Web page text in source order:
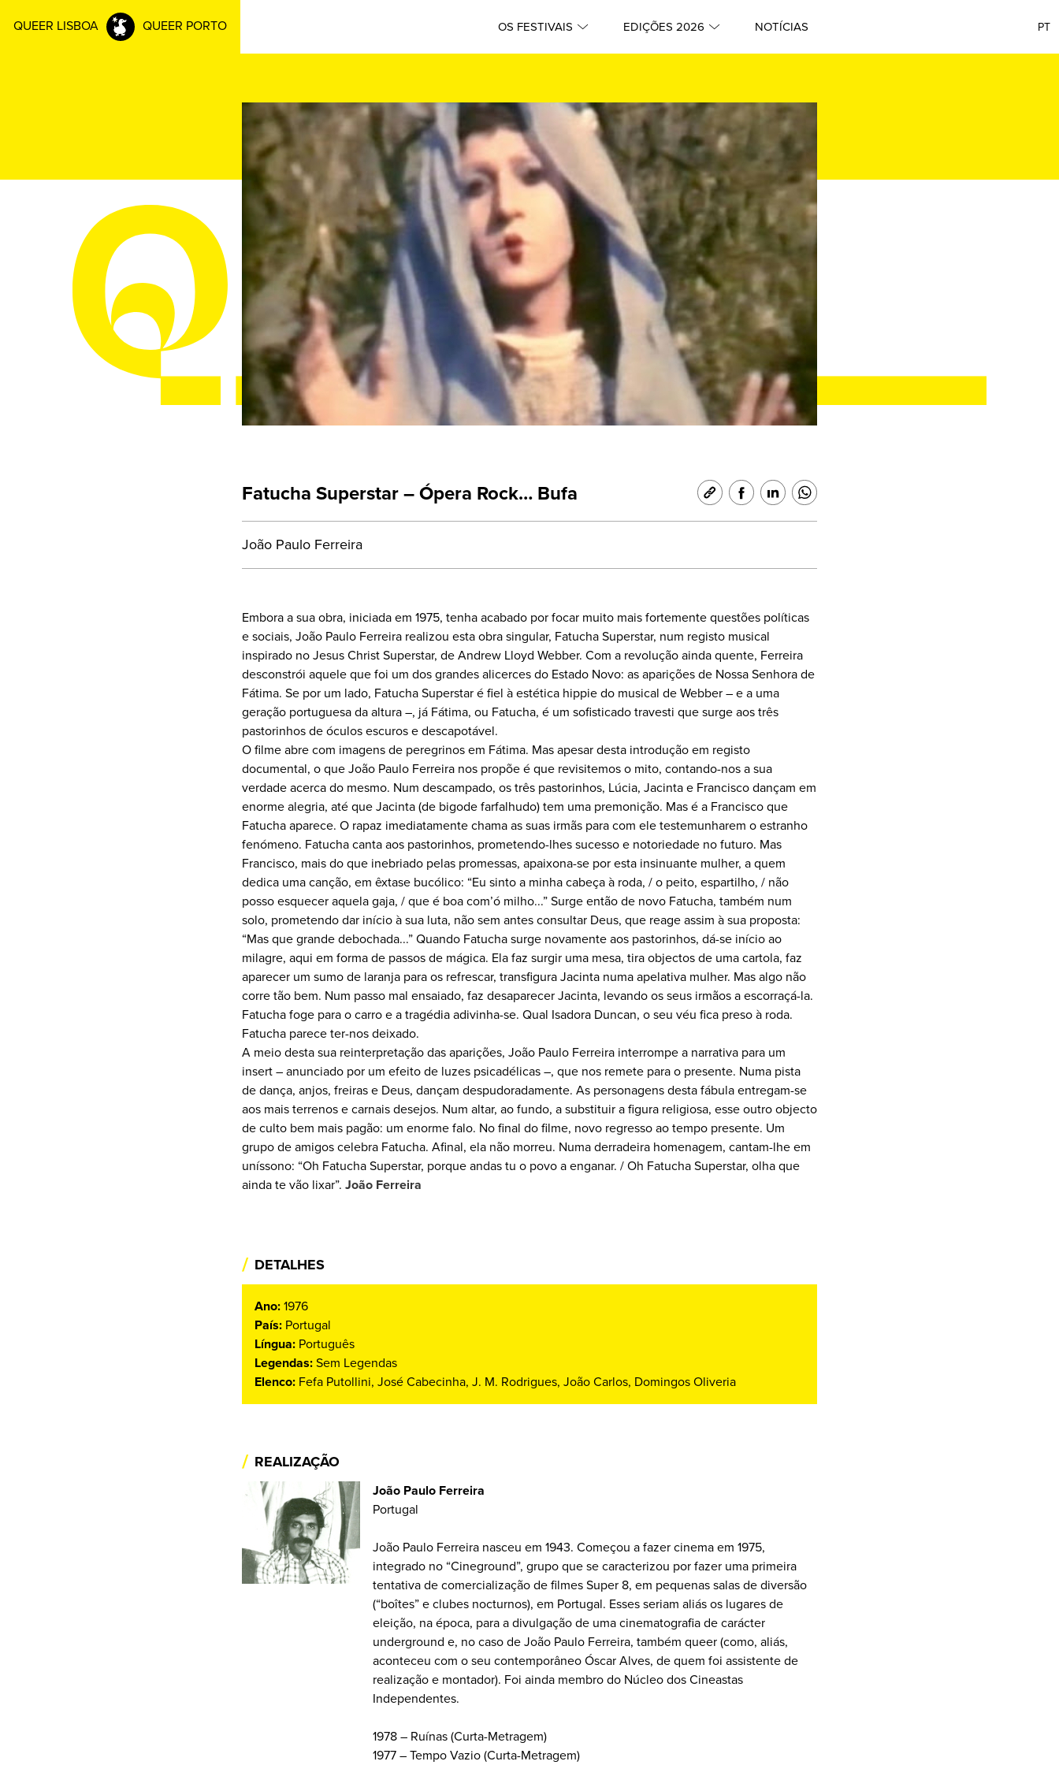
QUEER LISBOA QUEER PORTO OS FESTIVAIS EDIÇÕES 2026 NOTÍCIAS PT
Fatucha Superstar – Ópera Rock… Bufa
João Paulo Ferreira
Embora a sua obra, iniciada em 1975, tenha acabado por focar muito mais fortemente questões políticas
e sociais, João Paulo Ferreira realizou esta obra singular, Fatucha Superstar, num registo musical
inspirado no Jesus Christ Superstar, de Andrew Lloyd Webber. Com a revolução ainda quente, Ferreira
desconstrói aquele que foi um dos grandes alicerces do Estado Novo: as aparições de Nossa Senhora de
Fátima. Se por um lado, Fatucha Superstar é fiel à estética hippie do musical de Webber – e a uma
geração portuguesa da altura –, já Fátima, ou Fatucha, é um sofisticado travesti que surge aos três
pastorinhos de óculos escuros e descapotável.
O filme abre com imagens de peregrinos em Fátima. Mas apesar desta introdução em registo
documental, o que João Paulo Ferreira nos propõe é que revisitemos o mito, contando-nos a sua
verdade acerca do mesmo. Num descampado, os três pastorinhos, Lúcia, Jacinta e Francisco dançam em
enorme alegria, até que Jacinta (de bigode farfalhudo) tem uma premonição. Mas é a Francisco que
Fatucha aparece. O rapaz imediatamente chama as suas irmãs para com ele testemunharem o estranho
fenómeno. Fatucha canta aos pastorinhos, prometendo-lhes sucesso e notoriedade no futuro. Mas
Francisco, mais do que inebriado pelas promessas, apaixona-se por esta insinuante mulher, a quem
dedica uma canção, em êxtase bucólico: “Eu sinto a minha cabeça à roda, / o peito, espartilho, / não
posso esquecer aquela gaja, / que é boa com’ó milho...” Surge então de novo Fatucha, também num
solo, prometendo dar início à sua luta, não sem antes consultar Deus, que reage assim à sua proposta:
“Mas que grande debochada...” Quando Fatucha surge novamente aos pastorinhos, dá-se início ao
milagre, aqui em forma de passos de mágica. Ela faz surgir uma mesa, tira objectos de uma cartola, faz
aparecer um sumo de laranja para os refrescar, transfigura Jacinta numa apelativa mulher. Mas algo não
corre tão bem. Num passo mal ensaiado, faz desaparecer Jacinta, levando os seus irmãos a escorraçá-la.
Fatucha foge para o carro e a tragédia adivinha-se. Qual Isadora Duncan, o seu véu fica preso à roda.
Fatucha parece ter-nos deixado.
A meio desta sua reinterpretação das aparições, João Paulo Ferreira interrompe a narrativa para um
insert – anunciado por um efeito de luzes psicadélicas –, que nos remete para o presente. Numa pista
de dança, anjos, freiras e Deus, dançam despudoradamente. As personagens desta fábula entregam-se
aos mais terrenos e carnais desejos. Num altar, ao fundo, a substituir a figura religiosa, esse outro objecto
de culto bem mais pagão: um enorme falo. No final do filme, novo regresso ao tempo presente. Um
grupo de amigos celebra Fatucha. Afinal, ela não morreu. Numa derradeira homenagem, cantam-lhe em
uníssono: “Oh Fatucha Superstar, porque andas tu o povo a enganar. / Oh Fatucha Superstar, olha que
ainda te vão lixar”. João Ferreira
/ DETALHES
Ano: 1976
País: Portugal
Língua: Português
Legendas: Sem Legendas
Elenco: Fefa Putollini, José Cabecinha, J. M. Rodrigues, João Carlos, Domingos Oliveria
/ REALIZAÇÃO
João Paulo Ferreira
Portugal
João Paulo Ferreira nasceu em 1943. Começou a fazer cinema em 1975,
integrado no “Cineground”, grupo que se caracterizou por fazer uma primeira
tentativa de comercialização de filmes Super 8, em pequenas salas de diversão
(“boîtes” e clubes nocturnos), em Portugal. Esses seriam aliás os lugares de
eleição, na época, para a divulgação de uma cinematografia de carácter
underground e, no caso de João Paulo Ferreira, também queer (como, aliás,
aconteceu com o seu contemporâneo Óscar Alves, de quem foi assistente de
realização e montador). Foi ainda membro do Núcleo dos Cineastas
Independentes.
1978 – Ruínas (Curta-Metragem)
1977 – Tempo Vazio (Curta-Metragem)